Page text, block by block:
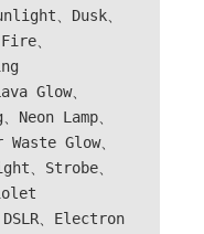
、Dusk、
、
Glow、
Lamp、
Glow、
、Strobe、
、Electron